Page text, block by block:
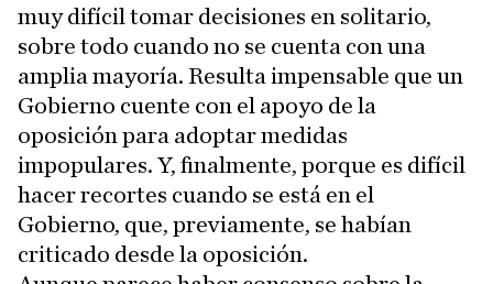
muy difícil tomar decisiones en solitario,
sobre todo cuando no se cuenta con una
amplia mayoría. Resulta impensable que un
Gobierno cuente con el apoyo de la
oposición para adoptar medidas
impopulares. Y, finalmente, porque es difícil
hacer recortes cuando se está en el
Gobierno, que, previamente, se habían
criticado desde la oposición.